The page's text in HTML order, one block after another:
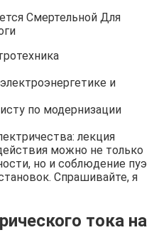
и
по модернизации
лекция
можно не только
но и соблюдение пуэ
Спрашивайте, я
тока на